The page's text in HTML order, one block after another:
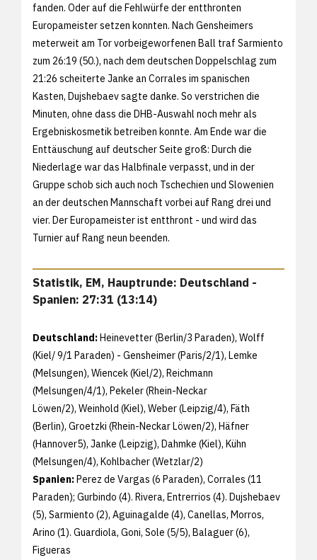
fanden. Oder auf die Fehlwürfe der entthronten
Europameister setzen konnten. Nach Gensheimers
meterweit am Tor vorbeigeworfenen Ball traf Sarmiento
zum 26:19 (50.), nach dem deutschen Doppelschlag zum
21:26 scheiterte Janke an Corrales im spanischen
Kasten, Dujshebaev sagte danke. So verstrichen die
Minuten, ohne dass die DHB-Auswahl noch mehr als
Ergebniskosmetik betreiben konnte. Am Ende war die
Enttäuschung auf deutscher Seite groß: Durch die
Niederlage war das Halbfinale verpasst, und in der
Gruppe schob sich auch noch Tschechien und Slowenien
an der deutschen Mannschaft vorbei auf Rang drei und
vier. Der Europameister ist entthront - und wird das
Turnier auf Rang neun beenden.
Statistik, EM, Hauptrunde: Deutschland -
Spanien: 27:31 (13:14)
Deutschland:Heinevetter (Berlin/3 Paraden), Wolff
(Kiel/ 9/1 Paraden) - Gensheimer (Paris/2/1), Lemke
(Melsungen), Wiencek (Kiel/2), Reichmann
(Melsungen/4/1), Pekeler (Rhein-Neckar
Löwen/2), Weinhold (Kiel), Weber (Leipzig/4), Fäth
(Berlin), Groetzki (Rhein-Neckar Löwen/2), Häfner
(Hannover5), Janke (Leipzig), Dahmke (Kiel), Kühn
(Melsungen/4), Kohlbacher (Wetzlar/2)
Spanien:Perez de Vargas (6 Paraden), Corrales (11
Paraden); Gurbindo (4). Rivera, Entrerrios (4). Dujshebaev
(5), Sarmiento (2), Aguinagalde (4), Canellas, Morros,
Arino (1). Guardiola, Goni, Sole (5/5), Balaguer (6),
Figueras